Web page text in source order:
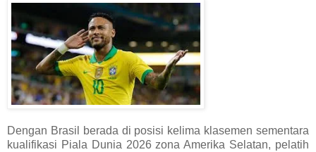
Dengan Brasil berada di posisi kelima klasemen sementara
kualifikasi Piala Dunia 2026 zona Amerika Selatan, pelatih